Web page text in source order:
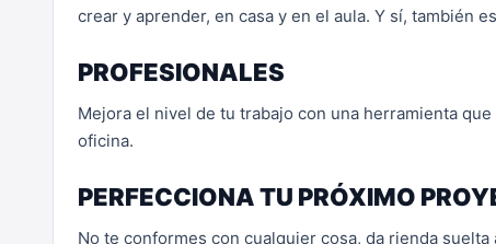
crear y aprender, en casa y en el aula. Y sí, también
PROFESIONALES
Mejora el nivel de tu trabajo con una herramienta
oficina.
PERFECCIONA TU PRÓXIMO
No te conformes con cualquier cosa, da rienda